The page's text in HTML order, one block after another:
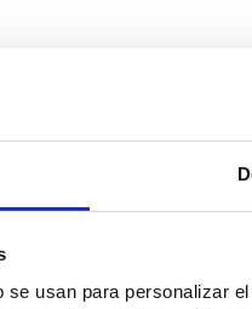
usan para personalizar